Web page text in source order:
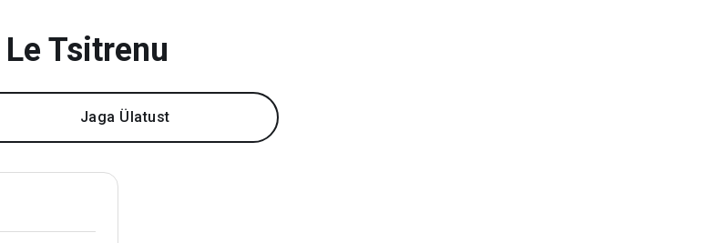
Tsitrenu
Jaga Ülatust